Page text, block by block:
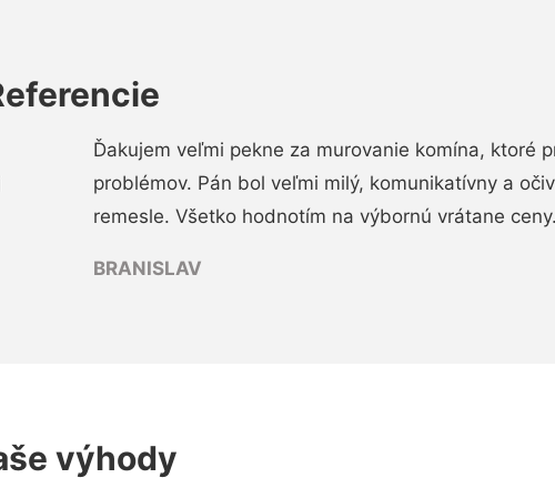
Ďakujem veľmi pekne za murovanie komína, ktoré
problémov. Pán bol veľmi milý, komunikatívny a
remesle. Všetko hodnotím na výbornú vrátane ceny.
BRANISLAV
výhody